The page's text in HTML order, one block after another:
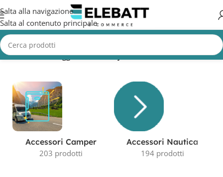
Salta alla navigazione
Salta al contenuto principale
Home/Prodotti taggati “hzb12-70j” Visualizzazione del risultato
Accessori Camper
203 prodotti
Accessori Nautica
194 prodotti